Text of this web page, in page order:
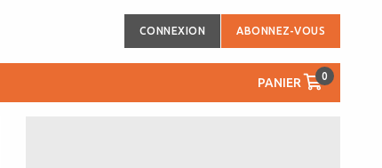
CONNEXION ABONNEZ-VOUS
PANIER 0